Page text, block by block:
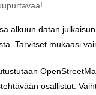
alkuun datan
Tarvitset mukaasi
osallistut.